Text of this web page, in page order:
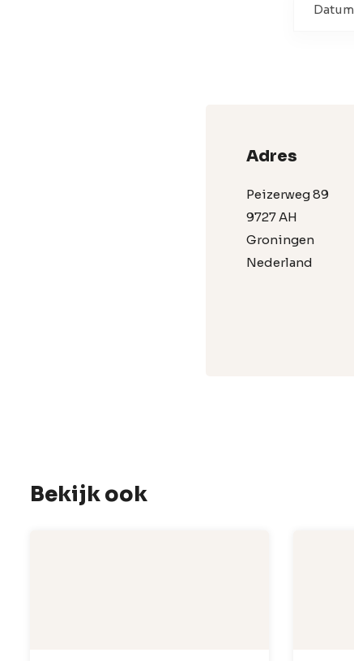
Datum
Adres
Peizerweg 89
9727 AH
Groningen
Nederland
Bekijk ook